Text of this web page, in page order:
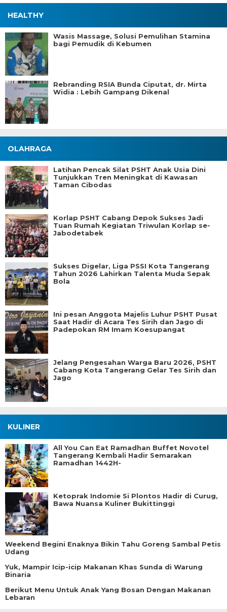
HEALTHY
Wasis Massage, Solusi Pemulihan Stamina
bagi Pemudik di Kebumen
Rebranding RSIA Bunda Ciputat, dr. Mirta
Widia : Lebih Gampang Dikenal
OLAHRAGA
Latihan Pencak Silat PSHT Anak Usia Dini
Tunjukkan Tren Meningkat di Kawasan
Taman Cibodas
Korlap PSHT Cabang Depok Sukses Jadi
Tuan Rumah Kegiatan Triwulan Korlap se-
Jabodetabek
Sukses Digelar, Liga PSSI Kota Tangerang
Tahun 2026 Lahirkan Talenta Muda Sepak
Bola
Ini pesan Anggota Majelis Luhur PSHT Pusat
Saat Hadir di Acara Tes Sirih dan Jago di
Padepokan RM Imam Koesupangat
Jelang Pengesahan Warga Baru 2026, PSHT
Cabang Kota Tangerang Gelar Tes Sirih dan
Jago
KULINER
All You Can Eat Ramadhan Buffet Novotel
Tangerang Kembali Hadir Semarakan
Ramadhan 1442H-
Ketoprak Indomie Si Plontos Hadir di Curug,
Bawa Nuansa Kuliner Bukittinggi
Weekend Begini Enaknya Bikin Tahu Goreng Sambal Petis
Udang
Yuk, Mampir Icip-icip Makanan Khas Sunda di Warung
Binaria
Berikut Menu Untuk Anak Yang Bosan Dengan Makanan
Lebaran